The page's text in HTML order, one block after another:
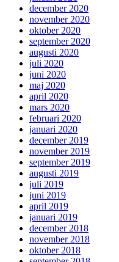
december 2020
november 2020
oktober 2020
september 2020
augusti 2020
juli 2020
juni 2020
maj 2020
april 2020
mars 2020
februari 2020
januari 2020
december 2019
november 2019
september 2019
augusti 2019
juli 2019
juni 2019
april 2019
januari 2019
december 2018
november 2018
oktober 2018